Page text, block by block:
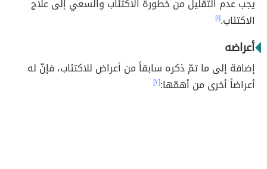
يجب عدم التقليل من خطورة الاكتئاب والسعي إلى علاج
الاكتئاب.[١]
أعراضه
إضافة إلى ما تمّ ذكره سابقاً من أعراض للاكتئاب، فإنّ له
أعراضاً أخرى من أهمّها:[٢]